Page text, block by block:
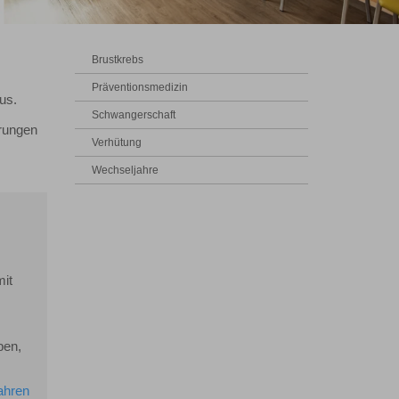
Brustkrebs
Präventionsmedizin
Schwangerschaft
Verhütung
Wechseljahre